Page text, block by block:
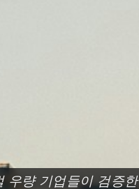
우량 기업들이 검증한